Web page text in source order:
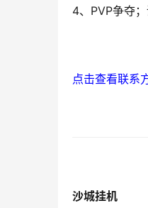
4、PVP争夺
点击查看联系
沙城挂机